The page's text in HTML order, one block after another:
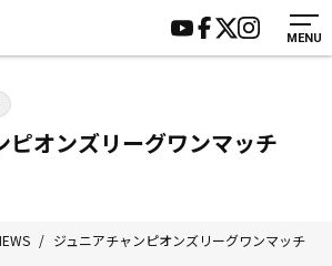
MENU
グ
施設紹介
会員様の声
サポーター募集
ピオンズリーグワンマッチ
/ ジュニアチャンピオンズリーグワンマッチ